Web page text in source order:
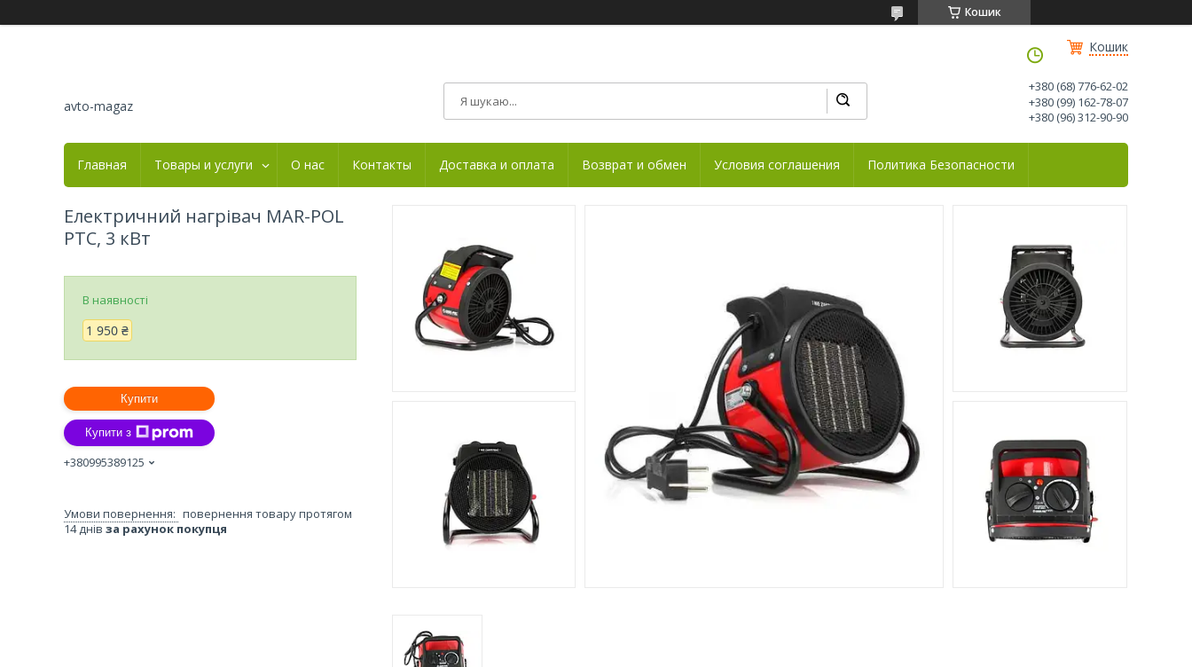
Кошик
Кошик
avto-magaz
+380 (68) 776-62-02
+380 (99) 162-78-07
+380 (96) 312-90-90
Главная Товары и услуги О нас Контакты Доставка и оплата Возврат и обмен Условия соглашения Политика Безопасности
Електричний нагрівач MAR-POL
PTC, 3 кВт
В наявності
1 950 ₴
Купити
Купити з
+380995389125
повернення товару протягом
14 днів за рахунок покупця